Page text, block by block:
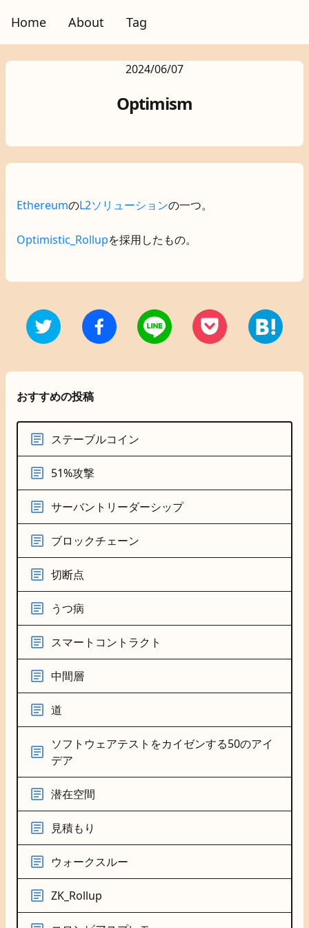
Home About Tag
2024/06/07
Optimism
EthereumのL2ソリューションの一つ。
Optimistic_Rollupを採用したもの。
おすすめの投稿
ステーブルコイン
51%攻撃
サーバントリーダーシップ
ブロックチェーン
切断点
うつ病
スマートコントラクト
中間層
道
ソフトウェアテストをカイゼンする50のアイ
デア
潜在空間
見積もり
ウォークスルー
ZK_Rollup